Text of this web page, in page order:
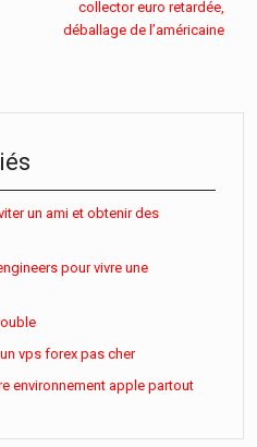
collector euro retardée,
déballage de l’américaine
un ami et obtenir des
pour vivre une
vps forex pas cher
environnement apple partout